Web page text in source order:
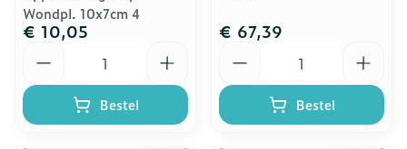
Wondpl. 10x7cm 4
€ 10,05
Bestel
€ 67,39
Bestel